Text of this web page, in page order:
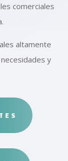
comerciales
altamente
y